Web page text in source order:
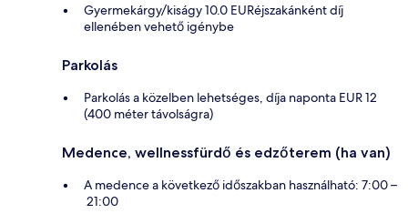
Gyermekárgy/kiságy 10.0 EURéjszakánként díj
ellenében vehető igénybe
Parkolás
Parkolás a közelben lehetséges, díja naponta EUR 12
(400 méter távolságra)
Medence, wellnessfürdő és edzőterem (ha van)
A medence a következő időszakban használható: 7:00 –
21:00